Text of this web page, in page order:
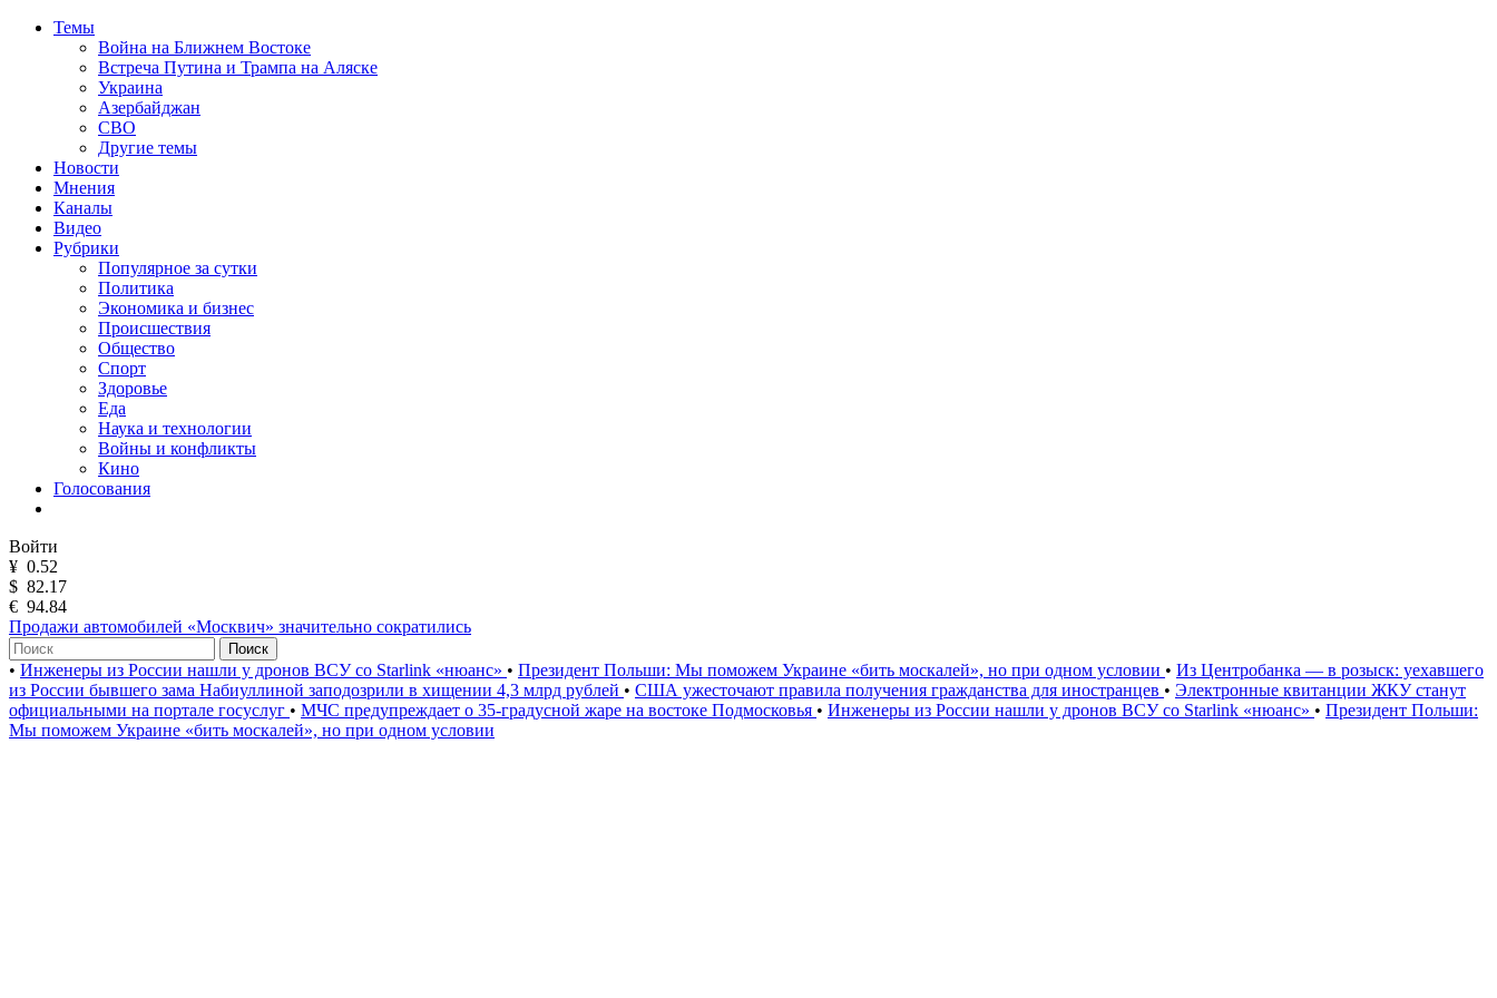
Темы
Война на Ближнем Востоке
Встреча Путина и Трампа на Аляске
Украина
Азербайджан
СВО
Другие темы
Новости
Мнения
Каналы
Видео
Рубрики
Популярное за сутки
Политика
Экономика и бизнес
Происшествия
Общество
Спорт
Здоровье
Еда
Наука и технологии
Войны и конфликты
Кино
Голосования
Войти
¥ 0.52
$ 82.17
€ 94.84
Продажи автомобилей «Москвич» значительно сократились
Поиск
• Инженеры из России нашли у дронов ВСУ со Starlink «нюанс» • Президент Польши: Мы поможем Украине «бить москалей», но при одном условии • Из Центробанка — в розыск: уехавшего
из России бывшего зама Набиуллиной заподозрили в хищении 4,3 млрд рублей • США ужесточают правила получения гражданства для иностранцев • Электронные квитанции ЖКУ станут
официальными на портале госуслуг • МЧС предупреждает о 35-градусной жаре на востоке Подмосковья • Инженеры из России нашли у дронов ВСУ со Starlink «нюанс» • Президент Польши:
Мы поможем Украине «бить москалей», но при одном условии